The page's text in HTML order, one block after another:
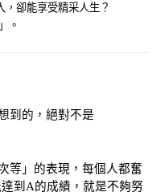
卻能享受精采人生？
。
到的，絕對不是
等」的表現，每個人都奮
到A的成績，就是不夠努